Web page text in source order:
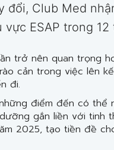
đổi, Club Med
ESAP trong 12
trở nên quan trọng
cản trong việc lên
đi.
điểm đến có thể
gắn liền với tinh
2025, tạo tiền đề